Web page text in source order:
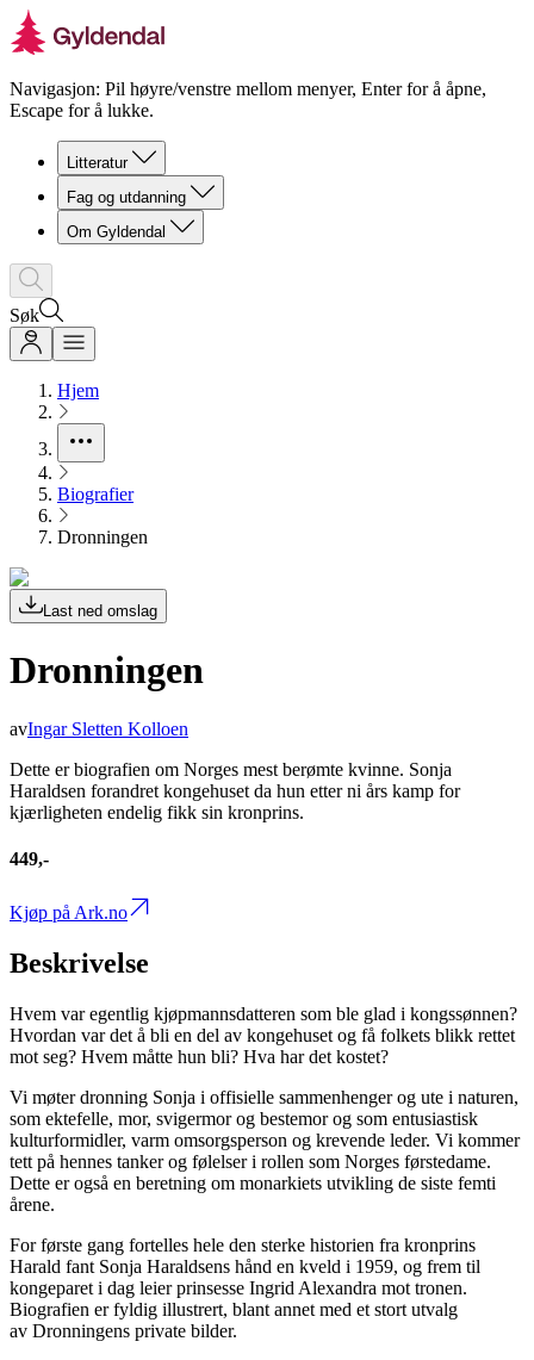
Navigasjon: Pil høyre/venstre mellom menyer, Enter for å åpne,
Escape for å lukke.
Litteratur
Fag og utdanning
Om Gyldendal
Søk
Hjem
Biografier
Dronningen
Last ned omslag
Dronningen
avIngar Sletten Kolloen
Dette er biografien om Norges mest berømte kvinne. Sonja
Haraldsen forandret kongehuset da hun etter ni års kamp for
kjærligheten endelig fikk sin kronprins.
449,-
Kjøp på Ark.no
Beskrivelse
Hvem var egentlig kjøpmannsdatteren som ble glad i kongssønnen?
Hvordan var det å bli en del av kongehuset og få folkets blikk rettet
mot seg? Hvem måtte hun bli? Hva har det kostet?
Vi møter dronning Sonja i offisielle sammenhenger og ute i naturen,
som ektefelle, mor, svigermor og bestemor og som entusiastisk
kulturformidler, varm omsorgsperson og krevende leder. Vi kommer
tett på hennes tanker og følelser i rollen som Norges førstedame.
Dette er også en beretning om monarkiets utvikling de siste femti
årene.
For første gang fortelles hele den sterke historien fra kronprins
Harald fant Sonja Haraldsens hånd en kveld i 1959, og frem til
kongeparet i dag leier prinsesse Ingrid Alexandra mot tronen.
Biografien er fyldig illustrert, blant annet med et stort utvalg
av Dronningens private bilder.